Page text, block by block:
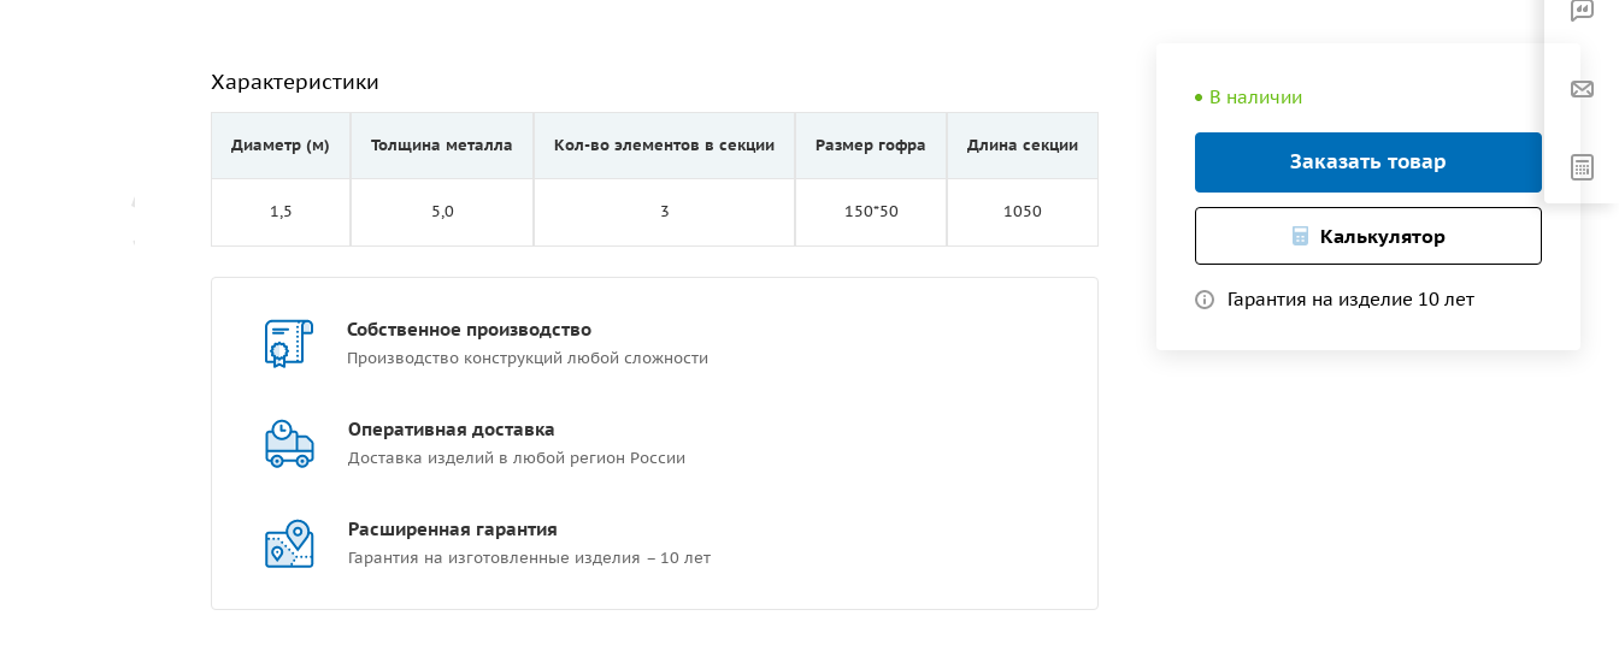
В наличии
Заказать товар
Калькулятор
Гарантия на изделие 10 лет
Характеристики
Диаметр (м)
1,5
Толщина металла
5,0
Кол-во элементов в секции
3
Размер гофра
150*50
Длина секции
1050
Собственное производство
Производство конструкций любой сложности
Оперативная доставка
Доставка изделий в любой регион России
Расширенная гарантия
Гарантия на изготовленные изделия – 10 лет